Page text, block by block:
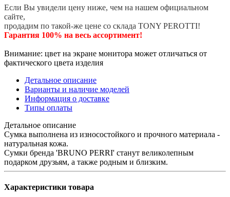
Если Вы увидели цену ниже, чем на нашем официальном
сайте,
продадим по такой-же цене со склада TONY PEROTTI!
Гарантия 100% на весь ассортимент!
Внимание: цвет на экране монитора может отличаться от
фактического цвета изделия
Детальное описание
Варианты и наличие моделей
Информация о доставке
Типы оплаты
Детальное описание
Сумка выполнена из износостойкого и прочного материала -
натуральная кожа.
Сумки бренда 'BRUNO PERRI' станут великолепным
подарком друзьям, а также родным и близким.
Характеристики товара